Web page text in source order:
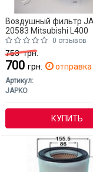
Воздушный фильтр
20583 Mitsubishi L400
0 отзывов
753грн.
700 грн. отправка
Артикул:
JAPKO
КУПИТЬ